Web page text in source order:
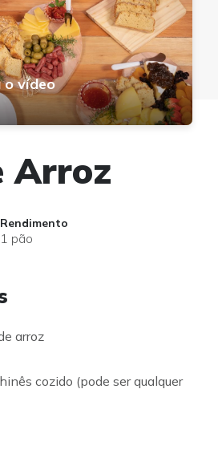
o vídeo
Arroz
Rendimento
1 pão
arroz
cozido (pode ser qualquer